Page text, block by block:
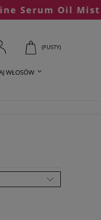
Oil Mist
(PUSTY)
WŁOSÓW